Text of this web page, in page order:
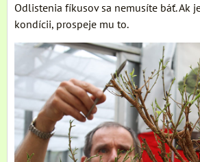
Odlistenia fíkusov sa nemusíte báť. Ak
kondícii, prospeje mu to.